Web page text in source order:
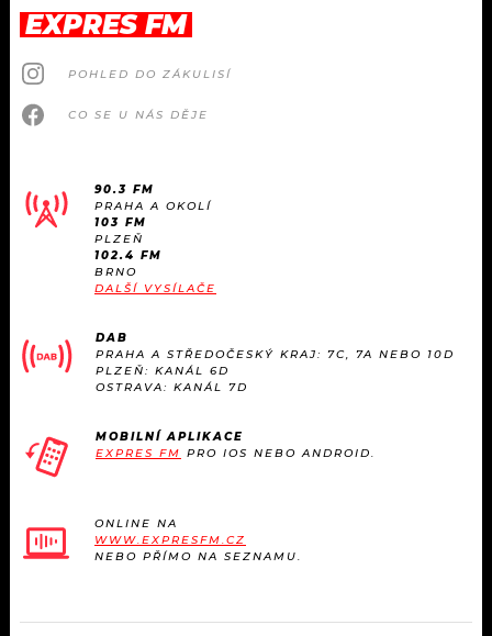
#NEBUDUDOMA
KVÍZY
KULTURA
OSTATNÍ
RÁDIO
APLIKACE
PLAYLIST
JAK NALADIT
SOUTĚŽE
EXPRES FM
POHLED DO ZÁKULISÍ
CO SE U NÁS DĚJE
90.3 FM
PRAHA A OKOLÍ
103 FM
PLZEŇ
102.4 FM
BRNO
DALŠÍ VYSÍLAČE
DAB
PRAHA A STŘEDOČESKÝ KRAJ: 7C, 7A NEBO 10D
PLZEŇ: KANÁL 6D
OSTRAVA: KANÁL 7D
MOBILNÍ APLIKACE
EXPRES FM PRO IOS NEBO ANDROID.
ONLINE NA
WWW.EXPRESFM.CZ
NEBO PŘÍMO NA SEZNAMU.